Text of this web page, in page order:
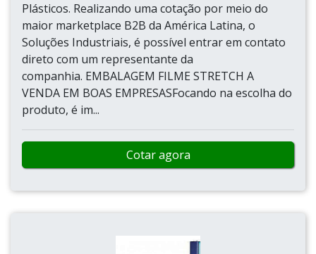
Plásticos. Realizando uma cotação por meio do
maior marketplace B2B da América Latina, o
Soluções Industriais, é possível entrar em contato
direto com um representante da
companhia. EMBALAGEM FILME STRETCH A
VENDA EM BOAS EMPRESASFocando na escolha do
produto, é im...
Cotar agora